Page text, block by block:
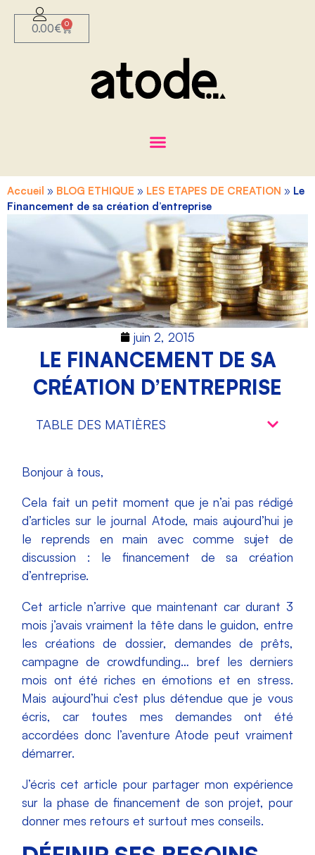
0.00€ 0
Accueil » BLOG ETHIQUE » LES ETAPES DE CREATION » Le
Financement de sa création d’entreprise
juin 2, 2015
LE FINANCEMENT DE SA
CRÉATION D’ENTREPRISE
TABLE DES MATIÈRES
Bonjour à tous,
Cela fait un petit moment que je n’ai pas rédigé
d’articles sur le journal Atode, mais aujourd’hui je
le reprends en main avec comme sujet de
discussion : le financement de sa création
d’entreprise.
Cet article n’arrive que maintenant car durant 3
mois j’avais vraiment la tête dans le guidon, entre
les créations de dossier, demandes de prêts,
campagne de crowdfunding… bref les derniers
mois ont été riches en émotions et en stress.
Mais aujourd’hui c’est plus détendue que je vous
écris, car toutes mes demandes ont été
accordées donc l’aventure Atode peut vraiment
démarrer.
J’écris cet article pour partager mon expérience
sur la phase de financement de son projet, pour
donner mes retours et surtout mes conseils.